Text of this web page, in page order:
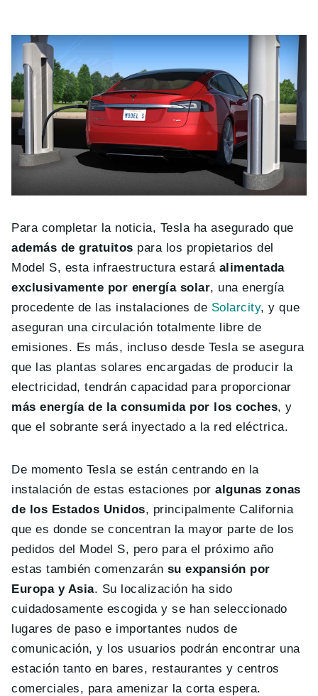
Para completar la noticia, Tesla ha asegurado que
además de gratuitos para los propietarios del
Model S, esta infraestructura estará alimentada
exclusivamente por energía solar, una energía
procedente de las instalaciones de Solarcity, y que
aseguran una circulación totalmente libre de
emisiones. Es más, incluso desde Tesla se asegura
que las plantas solares encargadas de producir la
electricidad, tendrán capacidad para proporcionar
más energía de la consumida por los coches, y
que el sobrante será inyectado a la red eléctrica.
De momento Tesla se están centrando en la
instalación de estas estaciones poralgunas zonas
de los Estados Unidos, principalmente California
que es donde se concentran la mayor parte de los
pedidos del Model S, pero para el próximo año
estas también comenzarán su expansión por
Europa y Asia. Su localización ha sido
cuidadosamente escogida y se han seleccionado
lugares de paso e importantes nudos de
comunicación, y los usuarios podrán encontrar una
estación tanto en bares, restaurantes y centros
comerciales, para amenizar la corta espera.